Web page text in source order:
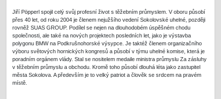
Jiří Pöpperl spojil celý svůj profesní život s těžebním průmyslem. V oboru působí
přes 40 let, od roku 2004 je členem nejužšího vedení Sokolovské uhelné, později
rovněž SUAS GROUP. Podílel se nejen na dlouhodobém úspěšném chodu
společnosti, ale také na nových projektech posledních let, jako je výstavba
polygonu BMW na Podkrušnohorské výsypce. Je taktéž členem organizačního
výboru světových hornických kongresů a působí v týmu uhelné komise, která je
poradním orgánem vlády. Stal se nositelem medaile ministra průmyslu Za zásluhy
v těžebním průmyslu a obchodu. Kromě toho působí dlouhá léta jako zastupitel
města Sokolova. A především je to velký patriot a člověk se srdcem na pravém
místě.